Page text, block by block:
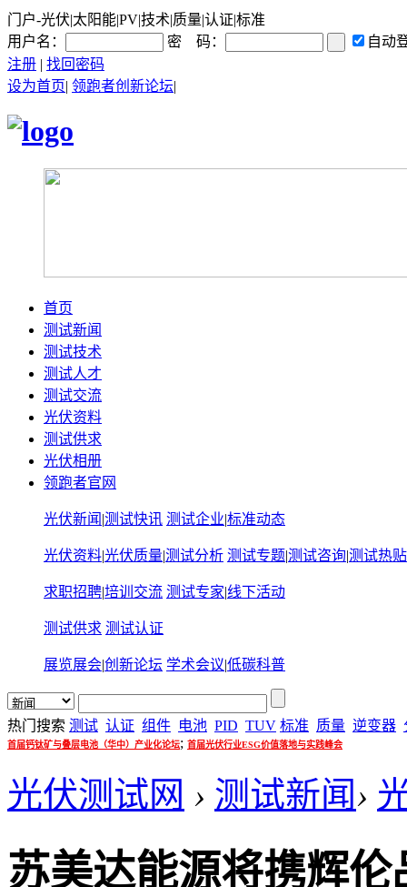
门户-光伏|太阳能|PV|技术|质量|认证|标准
用户名：
密 码：
自动
注册 | 找回密码
设为首页| 领跑者创新论坛|
首页
测试新闻
测试技术
测试人才
测试交流
光伏资料
测试供求
光伏相册
领跑者官网
光伏新闻 |测试快讯 测试企业|标准动态
光伏资料|光伏质量|测试分析 测试专题|测试咨询|测试热贴
求职招聘|培训交流 测试专家|线下活动
测试供求 测试认证
展览展会|创新论坛 学术会议|低碳科普
热门搜索 测试 认证 组件 电池 PID TUV 标准 质量 逆变器
首届钙钛矿与叠层电池（华中）产业化论坛; 首届光伏行业ESG价值落地与实践峰会
光伏测试网 › 测试新闻›
苏美达能源将携辉